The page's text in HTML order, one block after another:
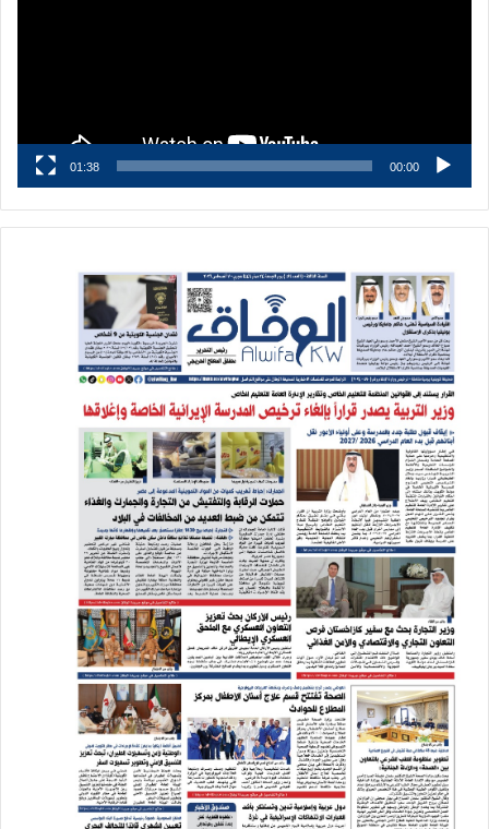
00:00
01:38